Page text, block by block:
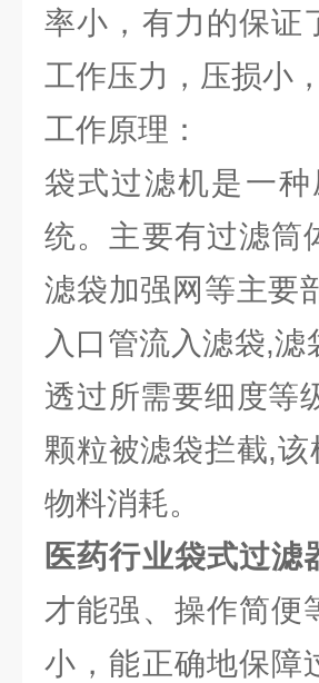
率小，有力的保证
工作压力，压损小
工作原理：
袋式过滤机是一
统。主要有过滤筒
滤袋加强网等主要
入口管流入滤袋,
透过所需要细度等
颗粒被滤袋拦截,
物料消耗。
医药行业袋式过滤
才能强、操作简便
小，能正确地保障